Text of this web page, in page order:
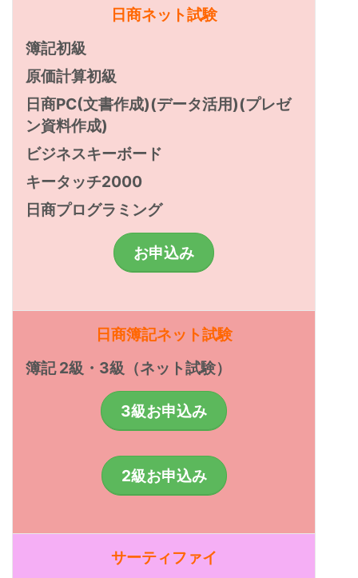
日商ネット試験
簿記初級
原価計算初級
日商PC(文書作成)(データ活用)(プレゼ
ン資料作成)
ビジネスキーボード
キータッチ2000
日商プログラミング
お申込み
日商簿記ネット試験
簿記 2級・3級（ネット試験）
3級お申込み
2級お申込み
サーティファイ